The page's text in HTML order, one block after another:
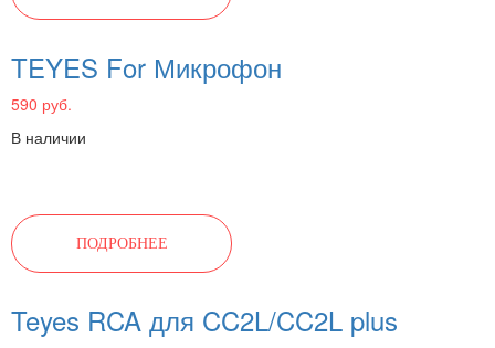
TEYES For Микрофон
590 руб.
В наличии
ПОДРОБНЕЕ
Teyes RCA для CC2L/CC2L plus